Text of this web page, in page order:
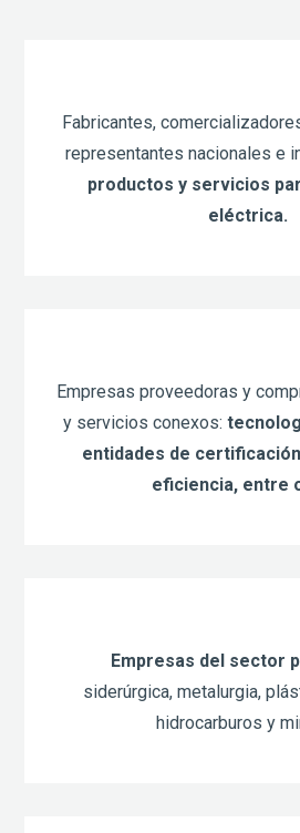
Fabricantes,
representantes nacionales e
productos y servicios
eléctrica.
Empresas proveedoras y
y servicios conexos:
entidades de
eficiencia, entre
Empresas del sector
siderúrgica, metalurgia,
hidrocarburos y